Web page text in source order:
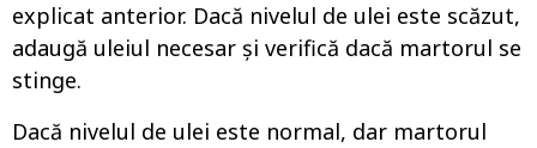
explicat anterior. Dacă nivelul de ulei este scăzut,
adaugă uleiul necesar și verifică dacă martorul se
stinge.
Dacă nivelul de ulei este normal, dar martorul